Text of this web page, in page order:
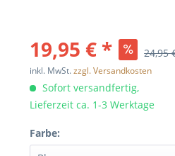
19,95 € * 24,95
inkl. MwSt.zzgl. Versandkosten
Sofort versandfertig,
Lieferzeit ca. 1-3 Werktage
Farbe: